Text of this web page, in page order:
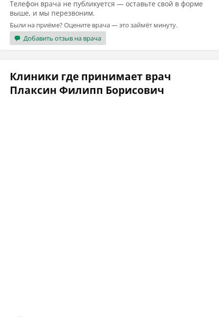
Телефон врача не публикуется — оставьте свой в форме
выше, и мы перезвоним.
Были на приёме? Оцените врача — это займёт минуту.
Добавить отзыв на врача
Клиники где принимает врач
Плаксин Филипп Борисович